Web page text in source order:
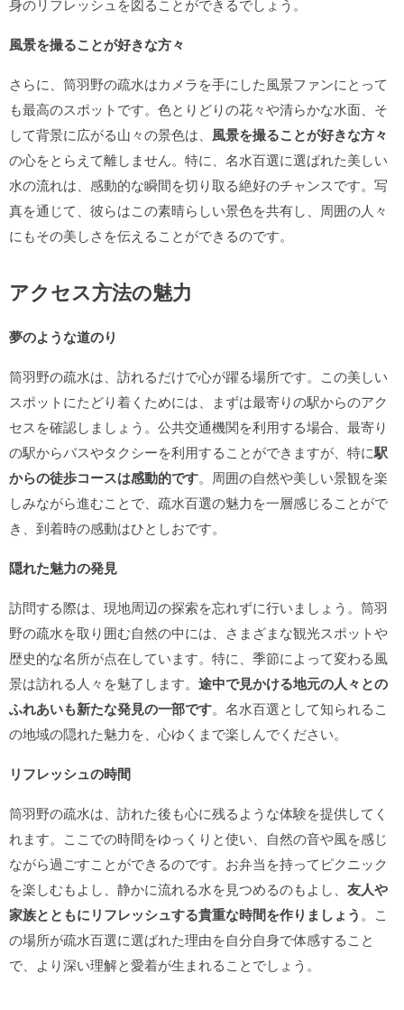
身のリフレッシュを図ることができるでしょう。
風景を撮ることが好きな方々
さらに、筒羽野の疏水はカメラを手にした風景ファンにとって
も最高のスポットです。色とりどりの花々や清らかな水面、そ
して背景に広がる山々の景色は、 風景を撮ることが好きな方々
の心をとらえて離しません。特に、名水百選に選ばれた美しい
水の流れは、感動的な瞬間を切り取る絶好のチャンスです。写
真を通じて、彼らはこの素晴らしい景色を共有し、周囲の人々
にもその美しさを伝えることができるのです。
アクセス方法の魅力
夢のような道のり
筒羽野の疏水は、訪れるだけで心が躍る場所です。この美しい
スポットにたどり着くためには、まずは最寄りの駅からのアク
セスを確認しましょう。公共交通機関を利用する場合、最寄り
の駅からバスやタクシーを利用することができますが、特に駅
からの徒歩コースは感動的です。周囲の自然や美しい景観を楽
しみながら進むことで、疏水百選の魅力を一層感じることがで
き、到着時の感動はひとしおです。
隠れた魅力の発見
訪問する際は、現地周辺の探索を忘れずに行いましょう。筒羽
野の疏水を取り囲む自然の中には、さまざまな観光スポットや
歴史的な名所が点在しています。特に、季節によって変わる風
景は訪れる人々を魅了します。 途中で見かける地元の人々との
ふれあいも新たな発見の一部です。名水百選として知られるこ
の地域の隠れた魅力を、心ゆくまで楽しんでください。
リフレッシュの時間
筒羽野の疏水は、訪れた後も心に残るような体験を提供してく
れます。ここでの時間をゆっくりと使い、自然の音や風を感じ
ながら過ごすことができるのです。お弁当を持ってピクニック
を楽しむもよし、静かに流れる水を見つめるのもよし、 友人や
家族とともにリフレッシュする貴重な時間を作りましょう 。こ
の場所が疏水百選に選ばれた理由を自分自身で体感すること
で、より深い理解と愛着が生まれることでしょう。